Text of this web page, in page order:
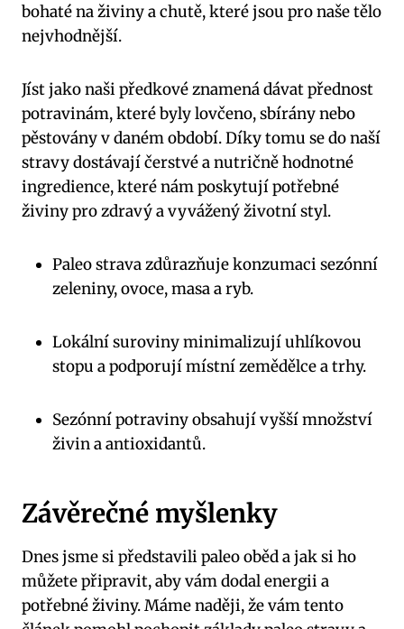
bohaté na živiny a chutě, které jsou pro naše tělo‌
nejvhodnější.
Jíst jako naši předkové znamená dávat přednost ​
potravinám, které byly lovčeno, sbírány nebo
pěstovány v daném období. Díky tomu⁢ se do naší
stravy dostávají čerstvé a nutričně hodnotné
ingredience, které nám poskytují potřebné
živiny pro zdravý a vyvážený životní styl.
Paleo strava⁣ zdůrazňuje konzumaci sezónní
zeleniny, ovoce, masa a ryb.
Lokální suroviny minimalizují ⁣uhlíkovou
stopu a ⁢podporují místní zemědělce a trhy.
Sezónní potraviny⁢ obsahují ​vyšší množství⁢
živin a ​antioxidantů.
Závěrečné myšlenky
Dnes jsme si představili paleo oběd a jak si ho
můžete připravit, aby vám dodal energii a
potřebné živiny.​ Máme naději, že vám⁣ tento